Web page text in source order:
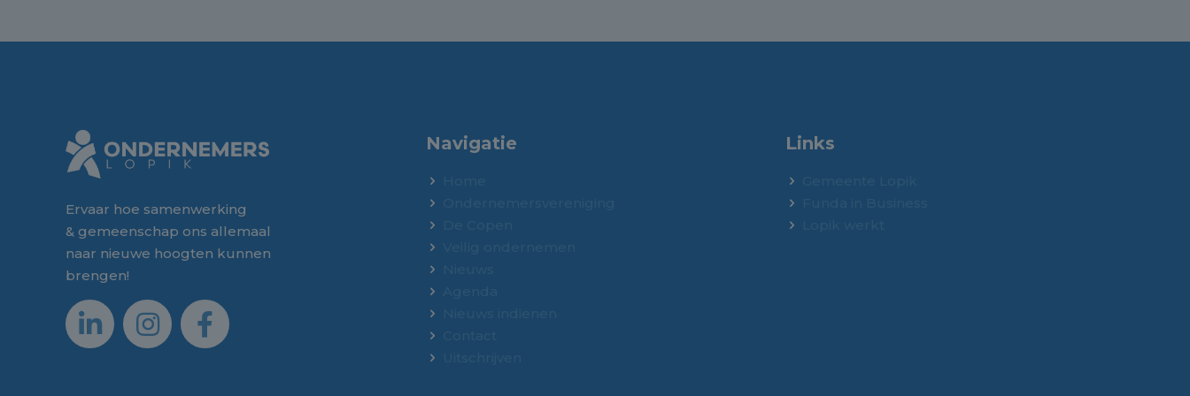
Ervaar hoe samenwerking
& gemeenschap ons allemaal
naar nieuwe hoogten kunnen
brengen!
Navigatie Links